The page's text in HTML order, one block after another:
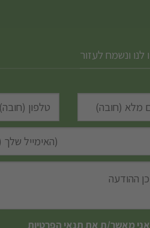
לנו ונשמח לעזור
אני מאשר/ת את תנאי הפרטיות